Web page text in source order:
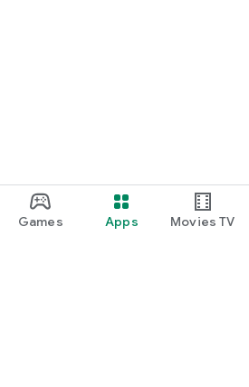
Games Apps Movies TV